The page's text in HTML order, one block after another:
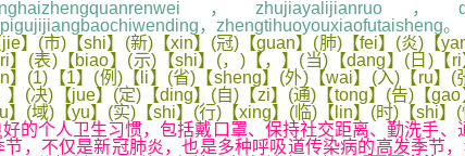
，zhujiayalijianruo，
，zhengtihuoyouxiaofutaisheng。
)【shi】(新)【xin】(冠)【guan】(肺)【fei】(炎)【
】(表)【biao】(示)【shi】(，)【，】(当)【dang】(日)
】(1)【1】(例)【li】(省)【sheng】(外)【wai】(入)【ru
(决)【jue】(定)【ding】(自)【zi】(通)【tong】(告)【
(域)【yu】(实)【shi】(行)【xing】(临)【lin】(时)【shi
个人卫生习惯，包括戴口罩、保持社交距离、勤洗手、
，不仅是新冠肺炎，也是多种呼吸道传染病的高发季节